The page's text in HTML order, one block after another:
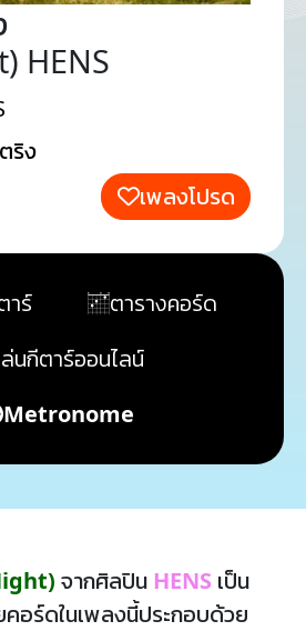
HENS
ริง
เพลงโปรด
าร์
ตารางคอร์ด
ล่นกีตาร์ออนไลน์
Metronome
จากศิลปิน HENS เป็น
อร์ดในเพลงนี้ประกอบด้วย